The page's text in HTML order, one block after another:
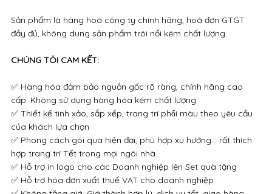
Sản phẩm là hàng hoá công ty chính hãng, hoá đơn GTGT
đầy đủ, không dung sản phẩm trôi nổi kém chất lượng.
CHÚNG TÔI CAM KẾT:
✅ Hàng hóa đảm bảo nguồn gốc rõ ràng, chính hãng cao
cấp. Không sử dụng hàng hóa kém chất lượng
✅ Thiết kế tinh xảo, sắp xếp, trang trí phối màu theo yêu cầu
của khách lựa chọn
✅ Phong cách gói quà hiện đại, phù hợp xu hướng… rất thích
hợp trang trí Tết trong mọi ngôi nhà
✅ Hỗ trợ in logo cho các Doanh nghiệp lên Set quà tặng
✅ Hỗ trợ hóa đơn xuất thuế VAT cho doanh nghiệp